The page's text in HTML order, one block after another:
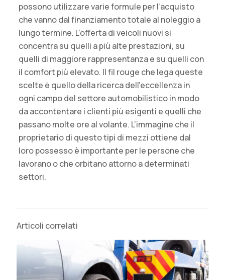
possono utilizzare varie formule per l’acquisto
che vanno dal finanziamento totale al noleggio a
lungo termine. L’offerta di veicoli nuovi si
concentra su quelli a più alte prestazioni, su
quelli di maggiore rappresentanza e su quelli con
il comfort più elevato. Il fil rouge che lega queste
scelte è quello della ricerca dell’eccellenza in
ogni campo del settore automobilistico in modo
da accontentare i clienti più esigenti e quelli che
passano molte ore al volante. L’immagine che il
proprietario di questo tipi di mezzi ottiene dal
loro possesso è importante per le persone che
lavorano o che orbitano attorno a determinati
settori.
Articoli correlati